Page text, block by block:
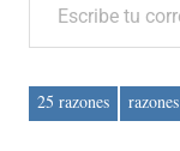
25 razones razones